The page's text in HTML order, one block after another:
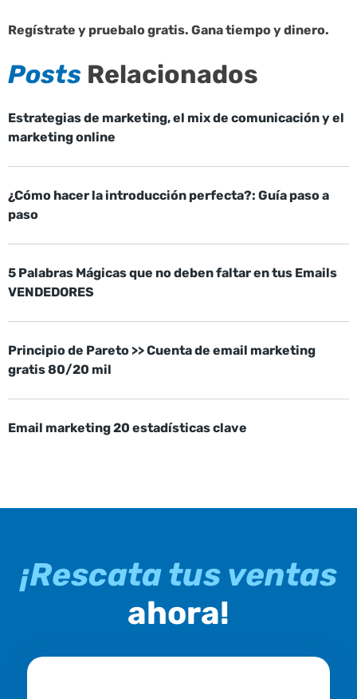
Regístrate y pruebalo gratis. Gana tiempo y dinero.
Posts Relacionados
Estrategias de marketing, el mix de comunicación y el
marketing online
¿Cómo hacer la introducción perfecta?: Guía paso a
paso
5 Palabras Mágicas que no deben faltar en tus Emails
VENDEDORES
Principio de Pareto >> Cuenta de email marketing
gratis 80/20 mil
Email marketing 20 estadísticas clave
¡Rescata tus ventas
ahora!